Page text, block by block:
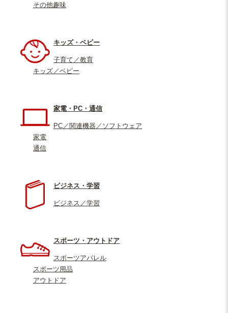
その他趣味
キッズ・ベビー
子育て／教育
キッズ／ベビー
家電・PC・通信
PC／関連機器／ソフトウェア
家電
通信
ビジネス・学習
ビジネス／学習
スポーツ・アウトドア
スポーツアパレル
スポーツ用品
アウトドア